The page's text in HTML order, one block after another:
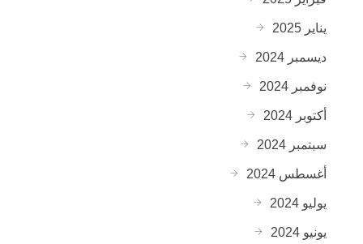
يناير 2025
ديسمبر 2024
نوفمبر 2024
أكتوبر 2024
سبتمبر 2024
أغسطس 2024
يوليو 2024
يونيو 2024